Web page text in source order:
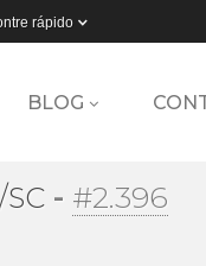
rápido
BLOG
- #2.396